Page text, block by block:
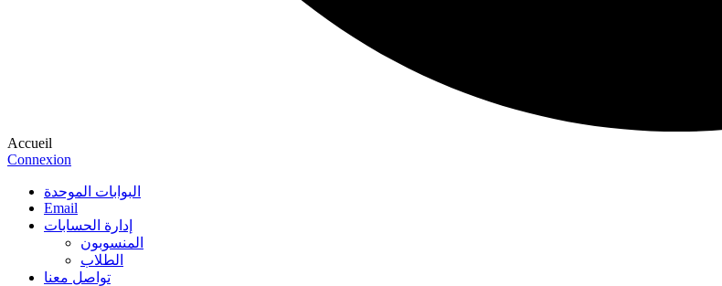
Accueil
Connexion
البوابات الموحدة
Email
إدارة الحسابات
المنسوبون
الطلاب
تواصل معنا